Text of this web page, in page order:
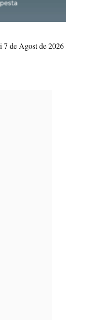
7 de Agost de 2026